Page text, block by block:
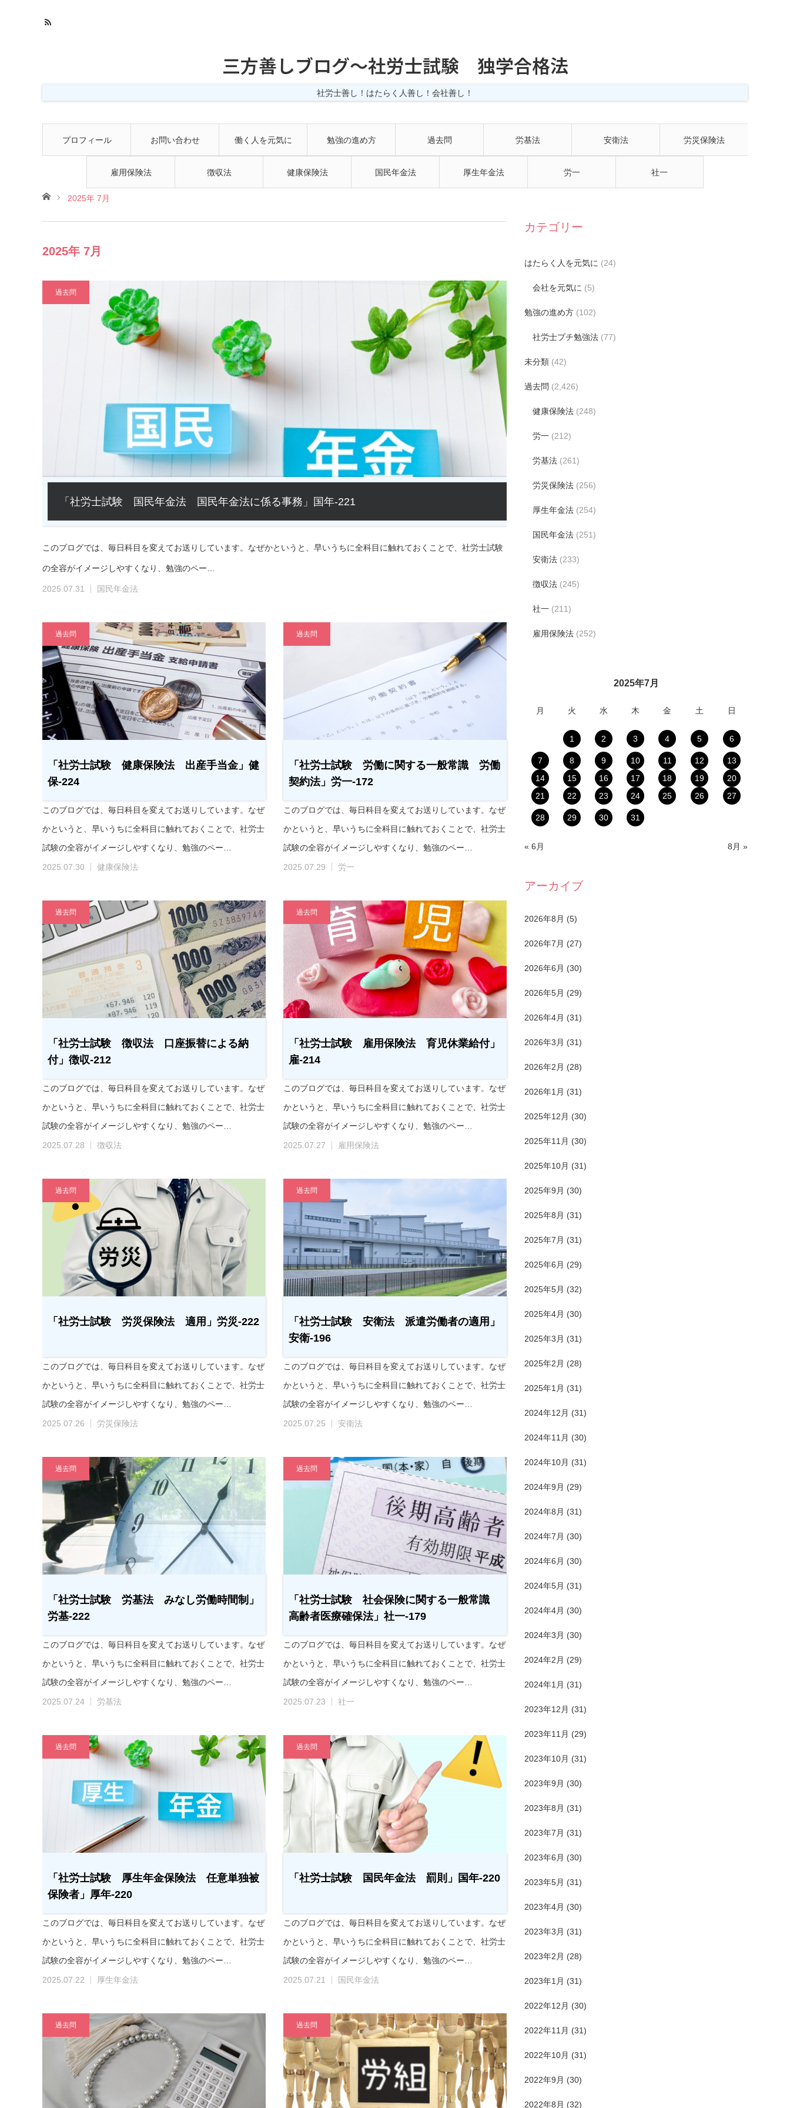
三方善しブログ〜社労士試験 独学合格法
社労士善し！はたらく人善し！会社善し！
プロフィール お問い合わせ 働く人を元気に 勉強の進め方 過去問 労基法 安衛法 労災保険法
雇用保険法 徴収法 健康保険法 国民年金法 厚生年金法 労一 社一
ホーム2025年 7月
2025年 7月
過去問
「社労士試験 国民年金法 国民年金法に係る事務」国年-221
このブログでは、毎日科目を変えてお送りしています。なぜかというと、早いうちに全科目に触れておくことで、社労士試験
の全容がイメージしやすくなり、勉強のペー…
2025.07.31 国民年金法
過去問
「社労士試験 健康保険法 出産手当金」健
保-224
このブログでは、毎日科目を変えてお送りしています。なぜ
かというと、早いうちに全科目に触れておくことで、社労士
試験の全容がイメージしやすくなり、勉強のペー…
2025.07.30 健康保険法
過去問
「社労士試験 労働に関する一般常識 労働
契約法」労一-172
このブログでは、毎日科目を変えてお送りしています。なぜ
かというと、早いうちに全科目に触れておくことで、社労士
試験の全容がイメージしやすくなり、勉強のペー…
2025.07.29 労一
過去問
「社労士試験 徴収法 口座振替による納
付」徴収-212
このブログでは、毎日科目を変えてお送りしています。なぜ
かというと、早いうちに全科目に触れておくことで、社労士
試験の全容がイメージしやすくなり、勉強のペー…
2025.07.28 徴収法
過去問
「社労士試験 雇用保険法 育児休業給付」
雇-214
このブログでは、毎日科目を変えてお送りしています。なぜ
かというと、早いうちに全科目に触れておくことで、社労士
試験の全容がイメージしやすくなり、勉強のペー…
2025.07.27 雇用保険法
過去問
「社労士試験 労災保険法 適用」労災-222
このブログでは、毎日科目を変えてお送りしています。なぜ
かというと、早いうちに全科目に触れておくことで、社労士
試験の全容がイメージしやすくなり、勉強のペー…
2025.07.26 労災保険法
過去問
「社労士試験 安衛法 派遣労働者の適用」
安衛-196
このブログでは、毎日科目を変えてお送りしています。なぜ
かというと、早いうちに全科目に触れておくことで、社労士
試験の全容がイメージしやすくなり、勉強のペー…
2025.07.25 安衛法
過去問
「社労士試験 労基法 みなし労働時間制」
労基-222
このブログでは、毎日科目を変えてお送りしています。なぜ
かというと、早いうちに全科目に触れておくことで、社労士
試験の全容がイメージしやすくなり、勉強のペー…
2025.07.24 労基法
過去問
「社労士試験 社会保険に関する一般常識
高齢者医療確保法」社一-179
このブログでは、毎日科目を変えてお送りしています。なぜ
かというと、早いうちに全科目に触れておくことで、社労士
試験の全容がイメージしやすくなり、勉強のペー…
2025.07.23 社一
過去問
「社労士試験 厚生年金保険法 任意単独被
保険者」厚年-220
このブログでは、毎日科目を変えてお送りしています。なぜ
かというと、早いうちに全科目に触れておくことで、社労士
試験の全容がイメージしやすくなり、勉強のペー…
2025.07.22 厚生年金法
過去問
「社労士試験 国民年金法 罰則」国年-220
このブログでは、毎日科目を変えてお送りしています。なぜ
かというと、早いうちに全科目に触れておくことで、社労士
試験の全容がイメージしやすくなり、勉強のペー…
2025.07.21 国民年金法
過去問 過去問
カテゴリー
はたらく人を元気に (24)
会社を元気に (5)
勉強の進め方 (102)
社労士プチ勉強法 (77)
未分類 (42)
過去問 (2,426)
健康保険法 (248)
労一 (212)
労基法 (261)
労災保険法 (256)
厚生年金法 (254)
国民年金法 (251)
安衛法 (233)
徴収法 (245)
社一 (211)
雇用保険法 (252)
2025年7月
月 火 水 木 金 土 日
1 2 3 4 5 6
7 8 9 10 11 12
13
14
15 16 17 18 19
20
21
22 23 24 25 26 27
28 29 30 31
« 6月 8月 »
アーカイブ
2026年8月 (5)
2026年7月 (27)
2026年6月 (30)
2026年5月 (29)
2026年4月 (31)
2026年3月 (31)
2026年2月 (28)
2026年1月 (31)
2025年12月 (30)
2025年11月 (30)
2025年10月 (31)
2025年9月 (30)
2025年8月 (31)
2025年7月 (31)
2025年6月 (29)
2025年5月 (32)
2025年4月 (30)
2025年3月 (31)
2025年2月 (28)
2025年1月 (31)
2024年12月 (31)
2024年11月 (30)
2024年10月 (31)
2024年9月 (29)
2024年8月 (31)
2024年7月 (30)
2024年6月 (30)
2024年5月 (31)
2024年4月 (30)
2024年3月 (30)
2024年2月 (29)
2024年1月 (31)
2023年12月 (31)
2023年11月 (29)
2023年10月 (31)
2023年9月 (30)
2023年8月 (31)
2023年7月 (31)
2023年6月 (30)
2023年5月 (31)
2023年4月 (30)
2023年3月 (31)
2023年2月 (28)
2023年1月 (31)
2022年12月 (30)
2022年11月 (31)
2022年10月 (31)
2022年9月 (30)
2022年8月 (32)